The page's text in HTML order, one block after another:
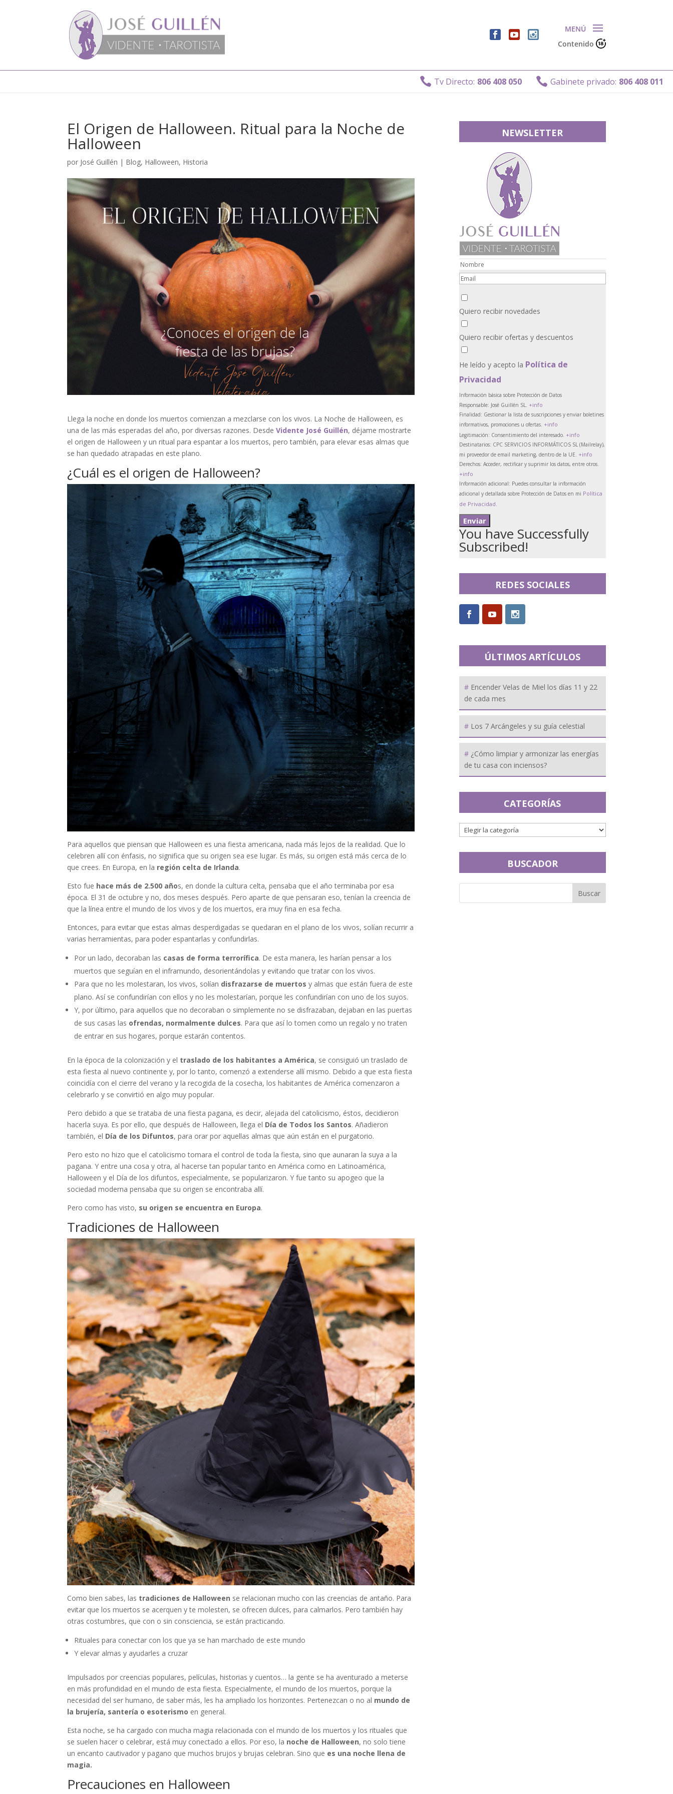
Contenido
806 408 050  Gabinete privado: 806 408 011 Gabinete
El Origen de Halloween. Ritual para la Noche de
Halloween
por José Guillén | Blog, Halloween, Historia
Llega la noche en donde los muertos comienzan a mezclarse con los vivos. La Noche de Halloween, es
una de las más esperadas del año, por diversas razones. DesdeVidente José Guillén, déjame mostrarte
el origen de Halloween y un ritual para espantar a los muertos, pero también, para elevar esas almas que
se han quedado atrapadas en este plano.
¿Cuál es el origen de Halloween?
Para aquellos que piensan que Halloween es una fiesta americana, nada más lejos de la realidad. Que lo
celebren allí con énfasis, no significa que su origen sea ese lugar. Es más, su origen está más cerca de lo
que crees. En Europa, en la región celta de Irlanda.
Esto fue hace más de 2.500 años, en donde la cultura celta, pensaba que el año terminaba por esa
época. El 31 de octubre y no, dos meses después. Pero aparte de que pensaran eso, tenían la creencia de
que la línea entre el mundo de los vivos y de los muertos, era muy fina en esa fecha.
Entonces, para evitar que estas almas desperdigadas se quedaran en el plano de los vivos, solían recurrir a
varias herramientas, para poder espantarlas y confundirlas.
Por un lado, decoraban las casas de forma terrorífica. De esta manera, les harían pensar a los
muertos que seguían en el inframundo, desorientándolas y evitando que tratar con los vivos.
Para que no les molestaran, los vivos, solían disfrazarse de muertos y almas que están fuera de este
plano. Así se confundirían con ellos y no les molestarían, porque les confundirían con uno de los suyos.
Y, por último, para aquellos que no decoraban o simplemente no se disfrazaban, dejaban en las puertas
de sus casas las ofrendas, normalmente dulces. Para que así lo tomen como un regalo y no traten
de entrar en sus hogares, porque estarán contentos.
En la época de la colonización y el traslado de los habitantes a América, se consiguió un traslado de
esta fiesta al nuevo continente y, por lo tanto, comenzó a extenderse allí mismo. Debido a que esta fiesta
coincidía con el cierre del verano y la recogida de la cosecha, los habitantes de América comenzaron a
celebrarlo y se convirtió en algo muy popular.
Pero debido a que se trataba de una fiesta pagana, es decir, alejada del catolicismo, éstos, decidieron
hacerla suya. Es por ello, que después de Halloween, llega el Día de Todos los Santos. Añadieron
también, el Día de los Difuntos, para orar por aquellas almas que aún están en el purgatorio.
Pero esto no hizo que el catolicismo tomara el control de toda la fiesta, sino que aunaran la suya a la
pagana. Y entre una cosa y otra, al hacerse tan popular tanto en América como en Latinoamérica,
Halloween y el Día de los difuntos, especialmente, se popularizaron. Y fue tanto su apogeo que la
sociedad moderna pensaba que su origen se encontraba allí.
Pero como has visto, su origen se encuentra en Europa.
Tradiciones de Halloween
Como bien sabes, las tradiciones de Halloween se relacionan mucho con las creencias de antaño. Para
evitar que los muertos se acerquen y te molesten, se ofrecen dulces, para calmarlos. Pero también hay
otras costumbres, que con o sin consciencia, se están practicando.
Rituales para conectar con los que ya se han marchado de este mundo
Y elevar almas y ayudarles a cruzar
Impulsados por creencias populares, películas, historias y cuentos… la gente se ha aventurado a meterse
en más profundidad en el mundo de esta fiesta. Especialmente, el mundo de los muertos, porque la
necesidad del ser humano, de saber más, les ha ampliado los horizontes. Pertenezcan o no al mundo de
la brujería, santería o esoterismo en general.
Esta noche, se ha cargado con mucha magia relacionada con el mundo de los muertos y los rituales que
se suelen hacer o celebrar, está muy conectado a ellos. Por eso, la noche de Halloween, no solo tiene
un encanto cautivador y pagano que muchos brujos y brujas celebran. Sino que es una noche llena de
magia.
Precauciones en Halloween
NEWSLETTER
Quiero recibir novedades
Quiero recibir ofertas y descuentos
He leído y acepto la Política de
Privacidad
Información básica sobre Protección de Datos
Responsable: José Guillén SL. +info
Finalidad: Gestionar la lista de suscripciones y enviar boletines
informativos, promociones u ofertas. +info
Legitimación: Consentimiento del interesado. +info
Destinatarios: CPC SERVICIOS INFORMÁTICOS SL (Mailrelay),
mi proveedor de email marketing, dentro de la UE. +info
Derechos: Acceder, rectificar y suprimir los datos, entre otros.
+info
Información adicional: Puedes consultar la información
adicional y detallada sobre Protección de Datos en mi Política
de Privacidad.
You have Successfully
Subscribed!
REDES SOCIALES
ÚLTIMOS ARTÍCULOS
Encender Velas de Miel los días 11 y 22
de cada mes
Los 7 Arcángeles y su guía celestial
¿Cómo limpiar y armonizar las energías
de tu casa con inciensos?
CATEGORÍAS
BUSCADOR